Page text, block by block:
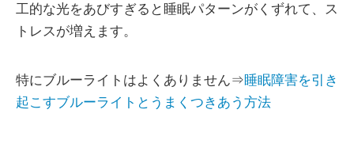
工的な光をあびすぎると睡眠パターンがくずれて、ス
トレスが増えます。
特にブルーライトはよくありません⇒睡眠障害を引き
起こすブルーライトとうまくつきあう方法